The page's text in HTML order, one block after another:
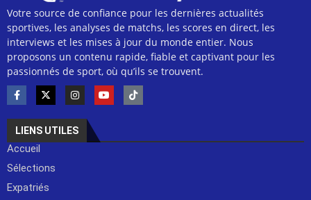
Votre source de confiance pour les dernières actualités
sportives, les analyses de matchs, les scores en direct, les
interviews et les mises à jour du monde entier. Nous
proposons un contenu rapide, fiable et captivant pour les
passionnés de sport, où qu’ils se trouvent.
LIENS UTILES
Accueil
Sélections
Expatriés